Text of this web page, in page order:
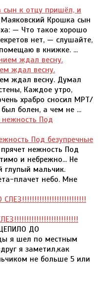
к отцу пришёл, и
Крошка сын
— Что такое хорошо
нет, — слушайте,
в книжке. ...
ждал весну.
ждал весну. Думал
Каждое утро,
храбро сносил МРТ/
болен, а чем не ...
Под безупречные
нежность Под
и небрежно... Не
глупый мальчик.
плачет небо. Мне
ДО
я шел по местным
я заметил,как
не больше 5 или